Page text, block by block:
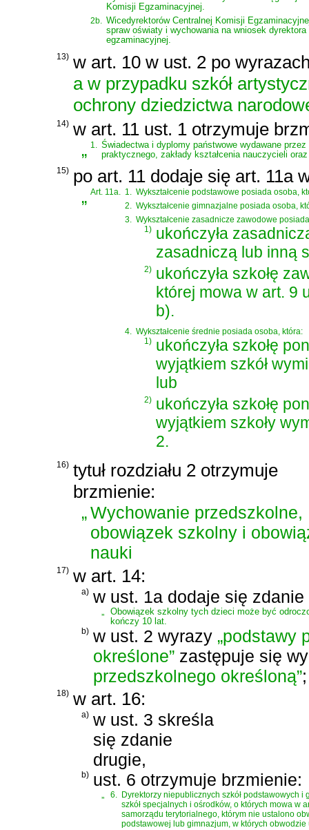
Komisji Egzaminacyjnej.
2b. Wicedyrektorów Centralnej Komisji
spraw oświaty i wychowania na wniosek
egzaminacyjnej.
13) w art. 10 w ust. 2 po
a w przypadku szkół
ochrony dziedzictwa
14) w art. 11 ust. 1 otrzymuje
„1.
Świadectwa i dyplomy państwowe wydawane
praktycznego, zakłady kształcenia nauczycieli
15) po art. 11 dodaje się art. 11a
„Art. 11a. 1. Wykształcenie podstawowe posiada osoba,
2. Wykształcenie gimnazjalne posiada osoba,
3. Wykształcenie zasadnicze zawodowe
1) ukończyła
zasadniczą lub inną
2) ukończyła szkołę
której mowa w art. 9
b).
4. Wykształcenie średnie posiada osoba, która:
1) ukończyła szkołę
wyjątkiem szkół
lub
2) ukończyła szkołę
wyjątkiem szkoły
2.
16) tytuł rozdziału 2 otrzymuje
brzmienie:
„Wychowanie przedszkolne,
obowiązek szkolny i
nauki
17) w art. 14:
a) w ust. 1a dodaje się
„
Obowiązek szkolny tych dzieci może być
kończy 10 lat.
b) w ust. 2 wyrazy „podstawy
określone” zastępuje się
przedszkolnego określoną”;
18) w art. 16:
a) w ust. 3 skreśla
się zdanie
drugie,
b) ust. 6 otrzymuje brzmienie:
„ 6. Dyrektorzy niepublicznych szkół podstawowych
szkół specjalnych i ośrodków, o których mowa w
samorządu terytorialnego, którym nie ustalono
podstawowej lub gimnazjum, w których